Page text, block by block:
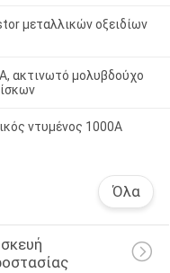
μεταλλικών οξειδίων
ακτινωτό μολυβδούχο
ντυμένος 1000A
Όλα